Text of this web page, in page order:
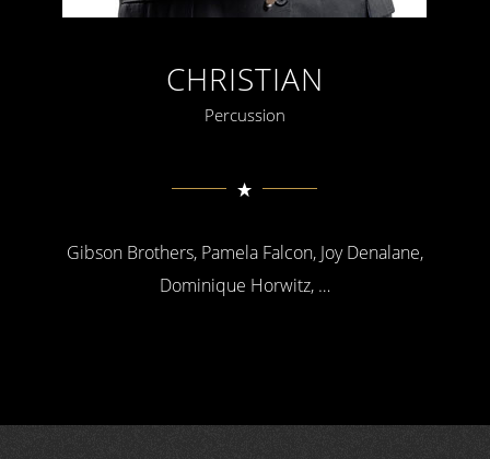
CHRISTIAN
Percussion
Gibson Brothers, Pamela Falcon, Joy Denalane,
Dominique Horwitz, …